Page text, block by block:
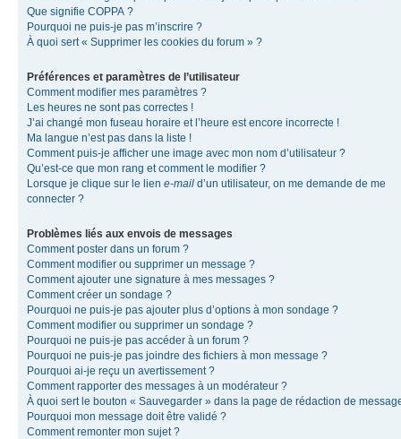
Que signifie COPPA ?
Pourquoi ne puis-je pas m’inscrire ?
À quoi sert « Supprimer les cookies du forum » ?
Préférences et paramètres de l’utilisateur
Comment modifier mes paramètres ?
Les heures ne sont pas correctes !
J’ai changé mon fuseau horaire et l’heure est encore incorrecte !
Ma langue n’est pas dans la liste !
Comment puis-je afficher une image avec mon nom d’utilisateur ?
Qu’est-ce que mon rang et comment le modifier ?
Lorsque je clique sur le lien e-mail d’un utilisateur, on me demande de me
connecter ?
Problèmes liés aux envois de messages
Comment poster dans un forum ?
Comment modifier ou supprimer un message ?
Comment ajouter une signature à mes messages ?
Comment créer un sondage ?
Pourquoi ne puis-je pas ajouter plus d’options à mon sondage ?
Comment modifier ou supprimer un sondage ?
Pourquoi ne puis-je pas accéder à un forum ?
Pourquoi ne puis-je pas joindre des fichiers à mon message ?
Pourquoi ai-je reçu un avertissement ?
Comment rapporter des messages à un modérateur ?
À quoi sert le bouton « Sauvegarder » dans la page de rédaction de
Pourquoi mon message doit être validé ?
Comment remonter mon sujet ?